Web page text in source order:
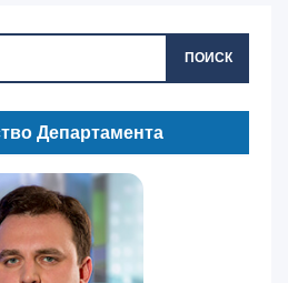
ПОИСК
Департамента